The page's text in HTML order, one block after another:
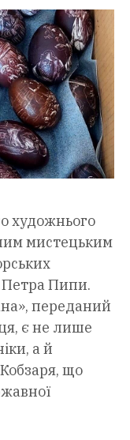
художнього
мистецьким
Петра Пипи.
переданий
є не лише
а й
що